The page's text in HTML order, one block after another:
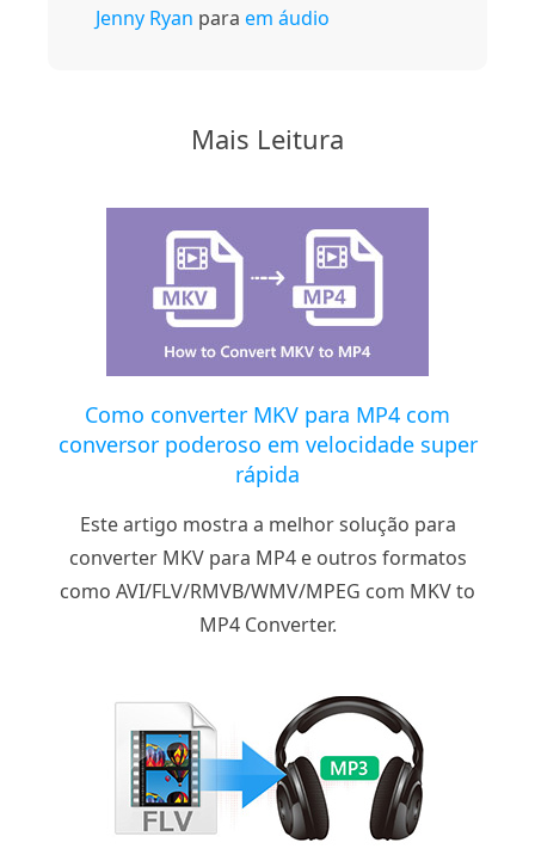
Jenny Ryan para em áudio
Mais Leitura
Como converter MKV para MP4 com
conversor poderoso em velocidade super
rápida
Este artigo mostra a melhor solução para
converter MKV para MP4 e outros formatos
como AVI/FLV/RMVB/WMV/MPEG com MKV to
MP4 Converter.